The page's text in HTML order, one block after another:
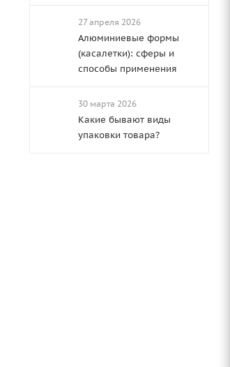
27 апреля 2026
Алюминиевые формы
(касалетки): сферы и
способы применения
30 марта 2026
Какие бывают виды
упаковки товара?